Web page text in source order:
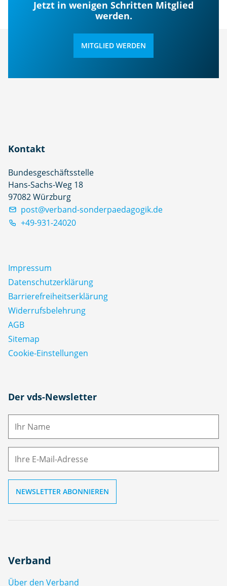
Jetzt in wenigen Schritten Mitglied
werden.
MITGLIED WERDEN
Kontakt
Bundesgeschäftsstelle
Hans-Sachs-Weg 18
97082 Würzburg
post@verband-sonderpaedagogik.de
+49-931-24020
Impressum
Datenschutz­erklärung
Barrierefreiheitserklärung
Widerrufsbelehrung
AGB
Sitemap
Cookie-Einstellungen
Der vds-Newsletter
N
M
Verband
Über den Verband